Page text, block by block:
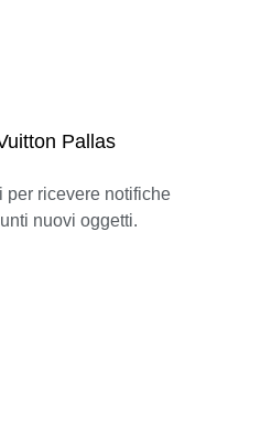
Pallas
per ricevere notifiche
nuovi oggetti.